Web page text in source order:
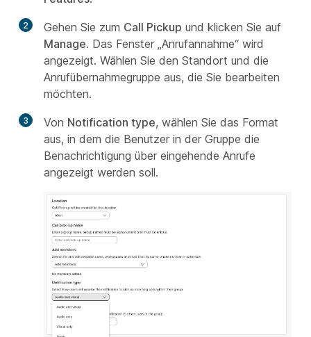
2 Gehen Sie zum Call Pickup und klicken Sie auf
Manage. Das Fenster „Anrufannahme“ wird
angezeigt. Wählen Sie den Standort und die
Anrufübernahmegruppe aus, die Sie bearbeiten
möchten.
3 Von Notification type, wählen Sie das Format
aus, in dem die Benutzer in der Gruppe die
Benachrichtigung über eingehende Anrufe
angezeigt werden soll.